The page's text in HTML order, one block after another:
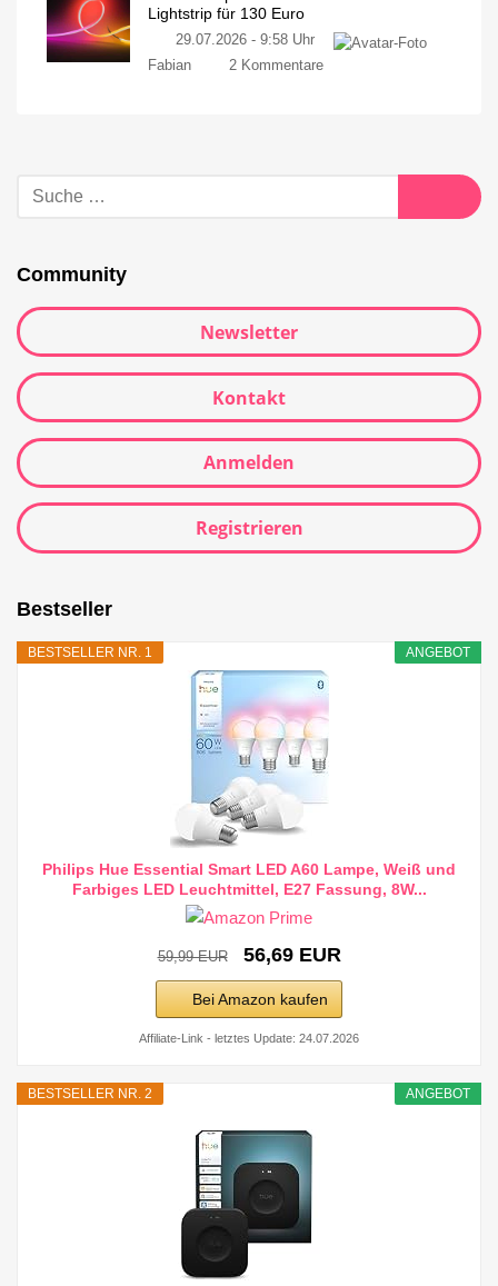
Lightstrip für 130 Euro
29.07.2026 - 9:58 Uhr
Fabian
2 Kommentare
Community
Newsletter
Kontakt
Anmelden
Registrieren
Bestseller
ANGEBOT
BESTSELLER NR. 1
Philips Hue Essential Smart LED A60 Lampe, Weiß und
Farbiges LED Leuchtmittel, E27 Fassung, 8W...
59,99 EUR 56,69 EUR
Bei Amazon kaufen
Affiliate-Link - letztes Update: 24.07.2026
ANGEBOT
BESTSELLER NR. 2